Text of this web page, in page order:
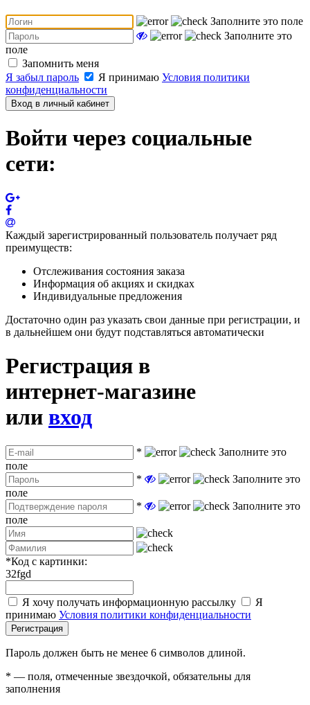
Заполните это поле
Заполните это
поле
Запомнить меня
Я забыл пароль
Я принимаю Условия политики
конфиденциальности
Вход в личный кабинет
Войти через социальные
сети:
Каждый зарегистрированный пользователь получает ряд
преимуществ:
Отслеживания состояния заказа
Информация об акциях и скидках
Индивидуальные предложения
Достаточно один раз указать свои данные при регистрации, и
в дальнейшем они будут подставляться автоматически
Регистрация в
интернет-магазине
или вход
*
Заполните это
поле
*
Заполните это
поле
*
Заполните это
поле
*Код с картинки:
32fgd
Я хочу получать информационную рассылку
Я
принимаю Условия политики конфиденциальности
Регистрация
Пароль должен быть не менее 6 символов длиной.
* — поля, отмеченные звездочкой, обязательны для
заполнения